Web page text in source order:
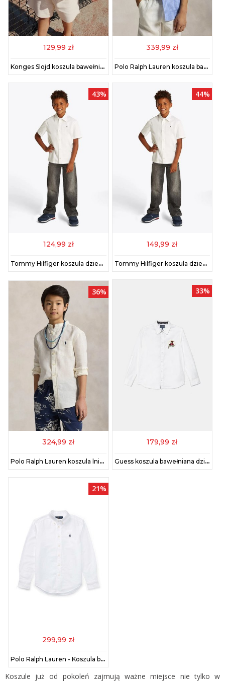
129,99 zł
Konges Slojd koszula bawełniana dziecięca HAI KNIT SHIRT GOTS kolor beżowy KS103313
339,99 zł
Polo Ralph Lauren koszula bawełniana dziecięca kolor niebieski 323964594001
43%
124,99 zł
Tommy Hilfiger koszula dziecięca kolor biały KB0KB09554
44%
149,99 zł
Tommy Hilfiger koszula dziecięca kolor biały KB0KB09554
36%
324,99 zł
Polo Ralph Lauren koszula lniana dziecięca kolor biały 323964592002
33%
179,99 zł
Guess koszula bawełniana dziecięca kolor biały L4BH02 W9CL0
21%
299,99 zł
Polo Ralph Lauren - Koszula bawełniana dziecięca 134-176 cm 323819238001
Koszule już od pokoleń zajmują ważne miejsce nie tylko w